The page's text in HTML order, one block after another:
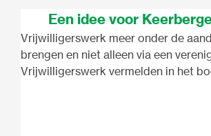
Een idee voor
Vrijwilligerswerk meer onder de
brengen en niet alleen via een
Vrijwilligerswerk vermelden in het